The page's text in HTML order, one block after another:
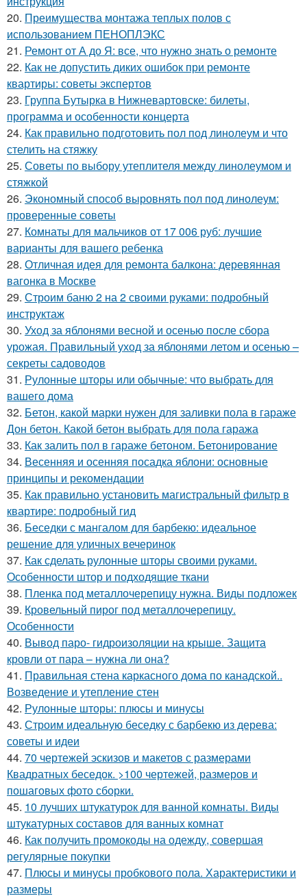
20. Преимущества монтажа теплых полов с
использованием ПЕНОПЛЭКС
21. Ремонт от А до Я: все, что нужно знать о ремонте
22. Как не допустить диких ошибок при ремонте
квартиры: советы экспертов
23. Группа Бутырка в Нижневартовске: билеты,
программа и особенности концерта
24. Как правильно подготовить пол под линолеум и что
стелить на стяжку
25. Советы по выбору утеплителя между линолеумом и
стяжкой
26. Экономный способ выровнять пол под линолеум:
проверенные советы
27. Комнаты для мальчиков от 17 006 руб: лучшие
варианты для вашего ребенка
28. Отличная идея для ремонта балкона: деревянная
вагонка в Москве
29. Строим баню 2 на 2 своими руками: подробный
инструктаж
30. Уход за яблонями весной и осенью после сбора
урожая. Правильный уход за яблонями летом и осенью –
секреты садоводов
31. Рулонные шторы или обычные: что выбрать для
вашего дома
32. Бетон, какой марки нужен для заливки пола в гараже
Дон бетон. Какой бетон выбрать для пола гаража
33. Как залить пол в гараже бетоном. Бетонирование
34. Весенняя и осенняя посадка яблони: основные
принципы и рекомендации
35. Как правильно установить магистральный фильтр в
квартире: подробный гид
36. Беседки с мангалом для барбекю: идеальное
решение для уличных вечеринок
37. Как сделать рулонные шторы своими руками.
Особенности штор и подходящие ткани
38. Пленка под металлочерепицу нужна. Виды подложек
39. Кровельный пирог под металлочерепицу.
Особенности
40. Вывод паро- гидроизоляции на крыше. Защита
кровли от пара – нужна ли она?
41. Правильная стена каркасного дома по канадской..
Возведение и утепление стен
42. Рулонные шторы: плюсы и минусы
43. Строим идеальную беседку с барбекю из дерева:
советы и идеи
44. 70 чертежей эскизов и макетов с размерами
Квадратных беседок. >100 чертежей, размеров и
пошаговых фото сборки.
45. 10 лучших штукатурок для ванной комнаты. Виды
штукатурных составов для ванных комнат
46. Как получить промокоды на одежду, совершая
регулярные покупки
47. Плюсы и минусы пробкового пола. Характеристики и
размеры